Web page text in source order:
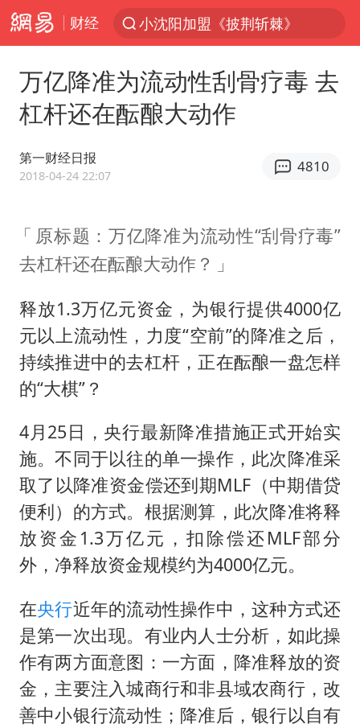
财经
小沈阳加盟《披荆斩棘》
台风“白海豚”登陆 各地各部门全力应对
白海豚雨量超越利奇马、巴威
人形机器人第一股
宇树申购 中一签有望赚20万元
白海豚路径图
男子结婚8年3个女儿都不是亲生
多地银行上调存款利率
NBA传奇教练老尼尔森去世
手机真会“偷听”我们说话吗
上半年全球新能源乘用车销量1122万台
加沙约14万栋建筑被完全摧毁
万亿降准为流动性刮骨疗毒 去
杠杆还在酝酿大动作
第一财经日报
2018-04-24 22:07
4810
原标题：万亿降准为流动性“刮骨疗毒”
去杠杆还在酝酿大动作？
释放1.3万亿元资金，为银行提供4000亿
元以上流动性，力度“空前”的降准之后，
持续推进中的去杠杆，正在酝酿一盘怎样
的“大棋”？
4月25日，央行最新降准措施正式开始实
施。不同于以往的单一操作，此次降准采
取了以降准资金偿还到期MLF（中期借贷
便利）的方式。根据测算，此次降准将释
放资金1.3万亿元，扣除偿还MLF部分
外，净释放资金规模约为4000亿元。
在央行近年的流动性操作中，这种方式还
是第一次出现。有业内人士分析，如此操
作有两方面意图：一方面，降准释放的资
金，主要注入城商行和非县域农商行，改
善中小银行流动性；降准后，银行以自有